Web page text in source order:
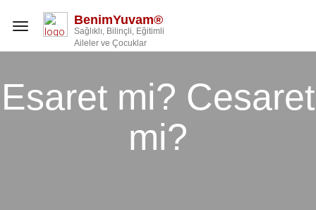
Toggle
BenimYuvam®
Sağlıklı, Bilinçli, Eğitimli
Aileler ve Çocuklar
Esaret mi? Cesaret
mi?